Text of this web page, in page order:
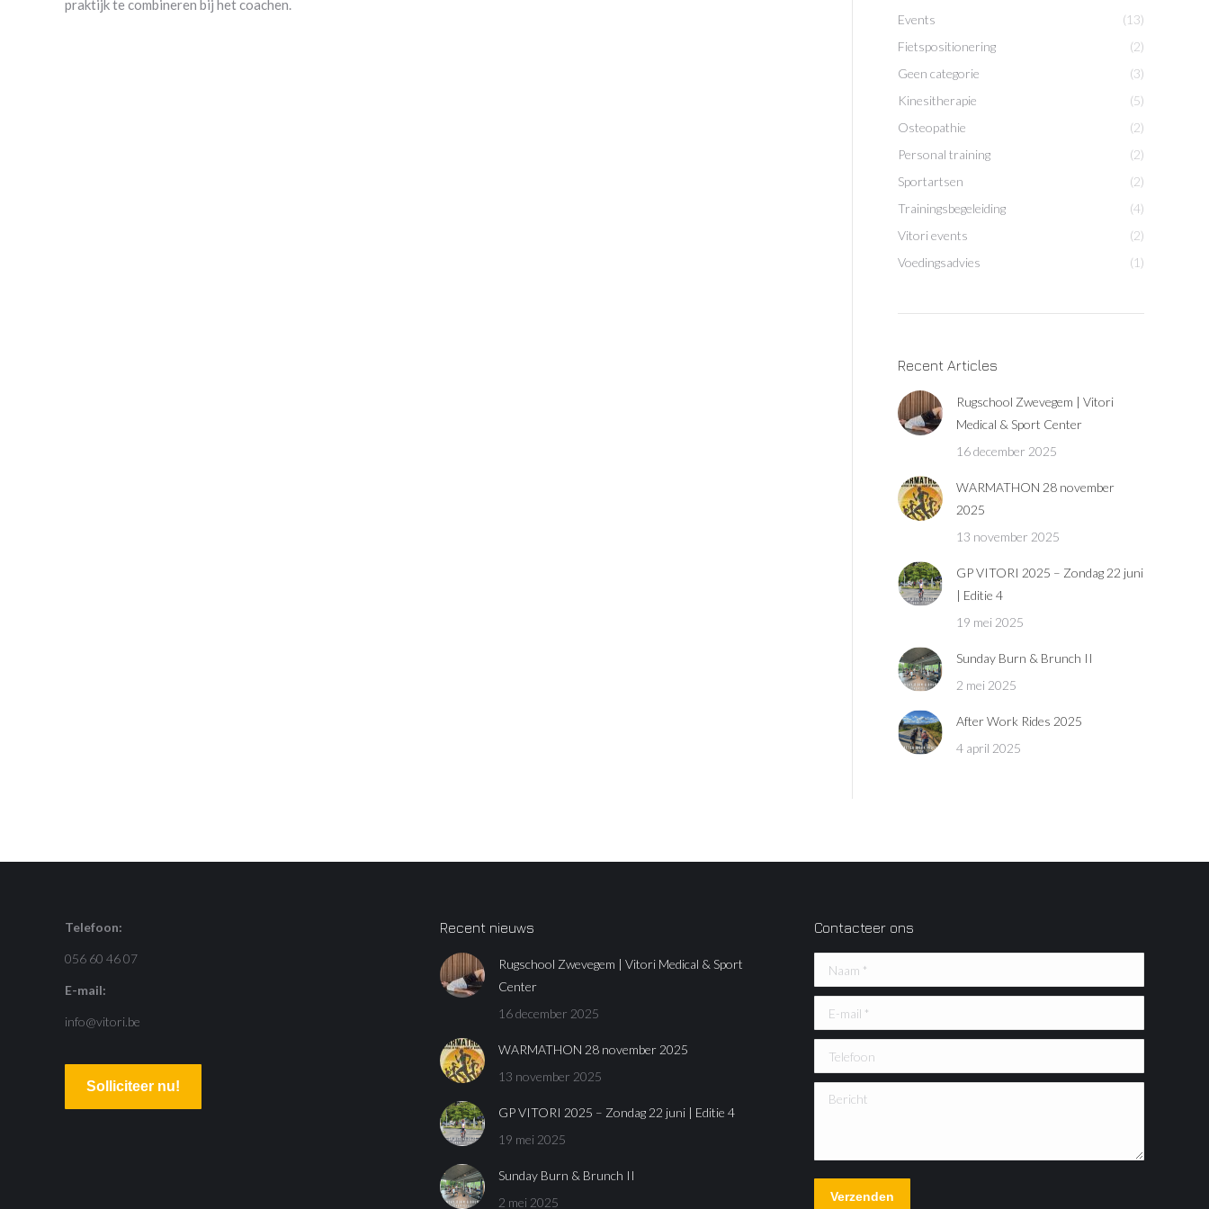
praktijk te combineren bij het coachen.
Events
(13)
Fietspositionering
(2)
Geen categorie
(3)
Kinesitherapie
(5)
Osteopathie
(2)
Personal training
(2)
Sportartsen
(2)
Trainingsbegeleiding
(4)
Vitori events
(2)
Voedingsadvies
(1)
Recent Articles
Rugschool Zwevegem | Vitori
Medical & Sport Center
16 december 2025
WARMATHON 28 november
2025
13 november 2025
GP VITORI 2025 – Zondag 22 juni
| Editie 4
19 mei 2025
Sunday Burn & Brunch II
2 mei 2025
After Work Rides 2025
4 april 2025
Telefoon:
056 60 46 07
E-mail:
info@vitori.be
Solliciteer nu!
Recent nieuws
Rugschool Zwevegem | Vitori Medical & Sport
Center
16 december 2025
WARMATHON 28 november 2025
13 november 2025
GP VITORI 2025 – Zondag 22 juni | Editie 4
19 mei 2025
Sunday Burn & Brunch II
2 mei 2025
Contacteer ons
Naam *
E-mail *
Telefoon
Bericht
Verzenden